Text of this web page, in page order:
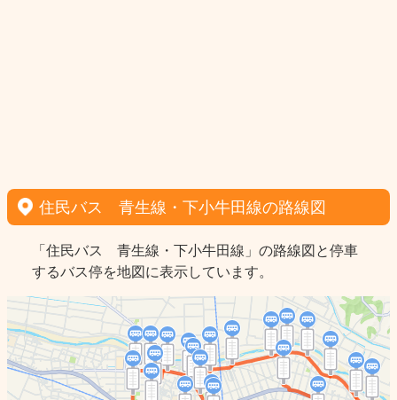
住民バス 青生線・下小牛田線の路線図
「住民バス 青生線・下小牛田線」の路線図と停車
するバス停を地図に表示しています。